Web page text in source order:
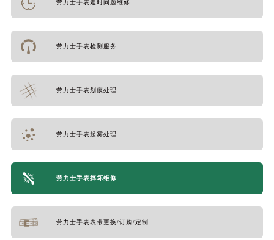
劳力士手表走时问题维修
劳力士手表检测服务
劳力士手表划痕处理
劳力士手表起雾处理
劳力士手表摔坏维修
劳力士手表表带更换/订购/定制